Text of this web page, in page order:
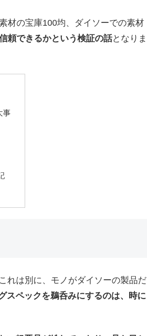
材の宝庫100均、ダイソーでの素材
頼できるかという検証の話となりま
事
れは別に、モノがダイソーの製品だ
スペックを鵜呑みにするのは、時に